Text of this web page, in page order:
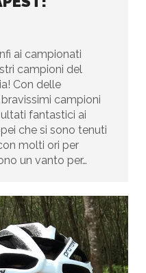
ai campionati
campioni del
Con delle
campioni
fantastici ai
che si sono tenuti
molti ori per
un vanto per…